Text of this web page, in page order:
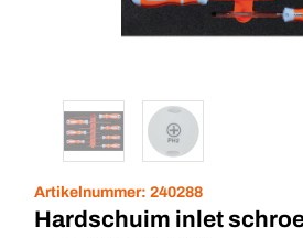
Artikelnummer: 240288
Hardschuim inlet